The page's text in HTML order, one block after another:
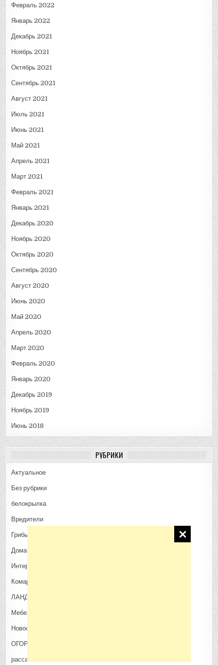
Февраль 2022
Январь 2022
Декабрь 2021
Ноябрь 2021
Октябрь 2021
Сентябрь 2021
Август 2021
Июль 2021
Июнь 2021
Май 2021
Апрель 2021
Март 2021
Февраль 2021
Январь 2021
Декабрь 2020
Ноябрь 2020
Октябрь 2020
Сентябрь 2020
Август 2020
Июнь 2020
Май 2020
Апрель 2020
Март 2020
Февраль 2020
Январь 2020
Декабрь 2019
Ноябрь 2019
Июнь 2018
РУБРИКИ
Актуальное
Без рубрики
белокрылка
Вредители
Грибы
Домашние животные
Интересное
Комары и мошки
ЛАНДШАФТ и ДИЗАЙН
Мебель
Новости
ОГОРОД
рассада